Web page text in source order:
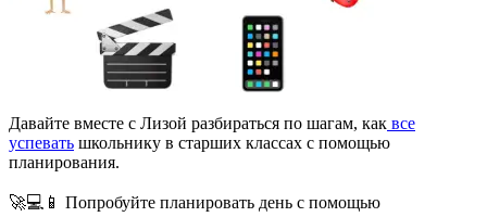
Давайте вместе с Лизой разбираться по шагам, как все
успевать школьнику в старших классах с помощью
планирования.
🚀💻📱 Попробуйте планировать день с помощью